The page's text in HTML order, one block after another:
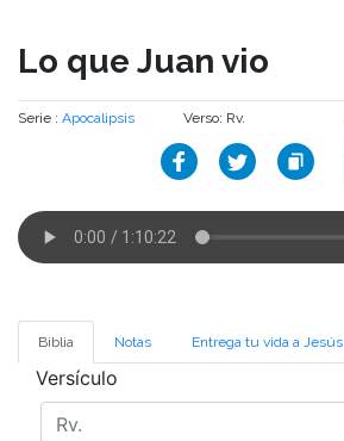
Lo que Juan vio
Serie : Apocalipsis Verso: Rv.
Biblia Notas Entrega tu vida a Jesús